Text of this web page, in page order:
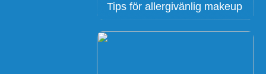
Tips för allergivänlig makeup